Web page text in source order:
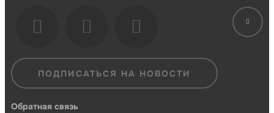
ПОДПИСАТЬСЯ НА НОВОСТИ
Обратная связь